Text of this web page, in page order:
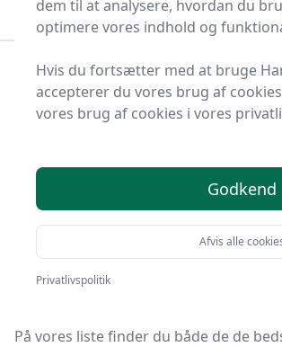
Forside Renovering og Byggeri
Diverse værktøj
Værktøjsdele og
Ventiler og tilbehør
Flowmeter
Bedste
tilbud - top 15
Velkommen til HandyGuiden! Vi har
dig og udvalgt 15 af de bedste
markedet.
På vores liste finder du både de de
dem til at analysere, hvordan du
optimere vores indhold og
Hvis du fortsætter med at bruge
accepterer du vores brug af
vores brug af cookies i vores
Godkend
Afvis alle
Privatlivspolitik